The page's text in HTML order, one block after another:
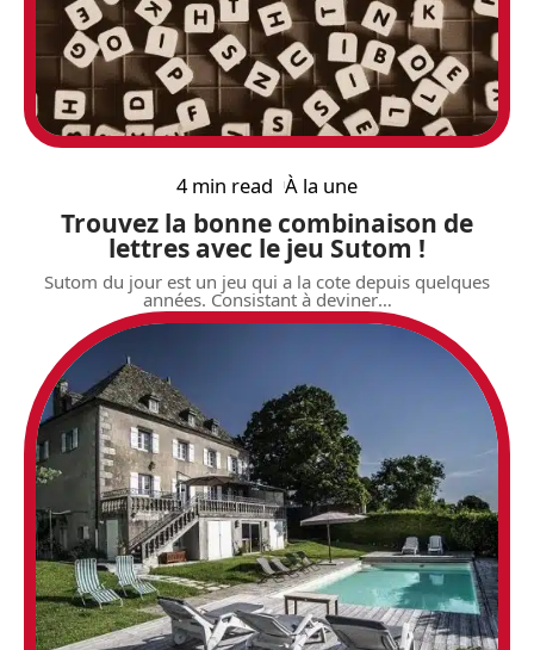
4 min read À la une
Trouvez la bonne combinaison de
lettres avec le jeu Sutom !
Sutom du jour est un jeu qui a la cote depuis quelques
années. Consistant à deviner…